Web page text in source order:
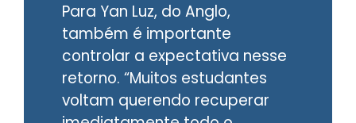
Para Yan Luz, do Anglo,
também é importante
controlar a expectativa nesse
retorno. “Muitos estudantes
voltam querendo recuperar